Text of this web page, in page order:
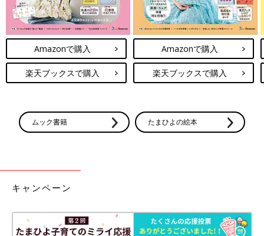
Amazonで購入
楽天ブックスで購入
Amazonで購入
楽天ブックスで購入
ムック書籍 たまひよの絵本
キャンペーン